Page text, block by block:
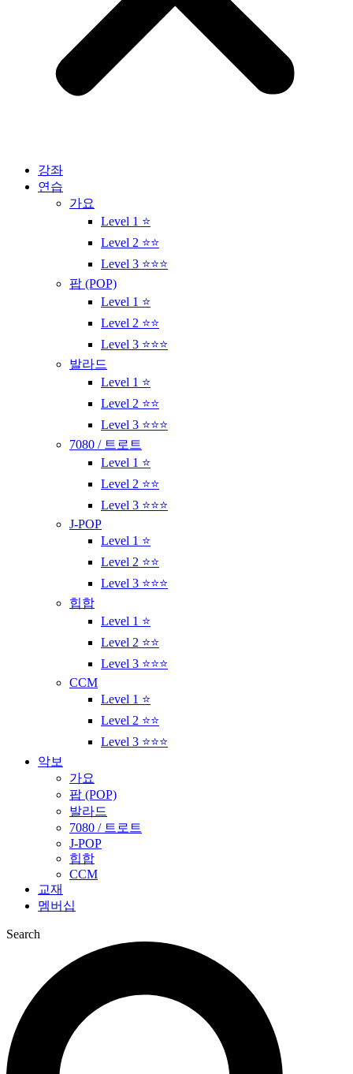
강좌
연습
가요
Level 1 ⭐
Level 2 ⭐⭐
Level 3 ⭐⭐⭐
팝 (POP)
Level 1 ⭐
Level 2 ⭐⭐
Level 3 ⭐⭐⭐
발라드
Level 1 ⭐
Level 2 ⭐⭐
Level 3 ⭐⭐⭐
7080 / 트로트
Level 1 ⭐
Level 2 ⭐⭐
Level 3 ⭐⭐⭐
J-POP
Level 1 ⭐
Level 2 ⭐⭐
Level 3 ⭐⭐⭐
힙합
Level 1 ⭐
Level 2 ⭐⭐
Level 3 ⭐⭐⭐
CCM
Level 1 ⭐
Level 2 ⭐⭐
Level 3 ⭐⭐⭐
악보
가요
팝 (POP)
발라드
7080 / 트로트
J-POP
힙합
CCM
교재
멤버십
Search